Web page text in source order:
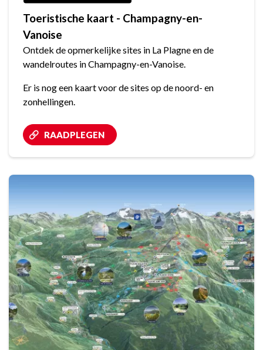
Toeristische kaart - Champagny-en-
Vanoise
Ontdek de opmerkelijke sites in La Plagne en de
wandelroutes in Champagny-en-Vanoise.
Er is nog een kaart voor de sites op de noord- en
zonhellingen.
RAADPLEGEN